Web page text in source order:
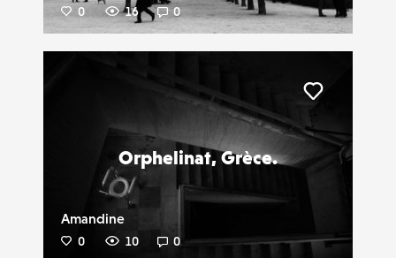
0 16 0
Orphelinat, Grèce.
Amandine
0 10 0